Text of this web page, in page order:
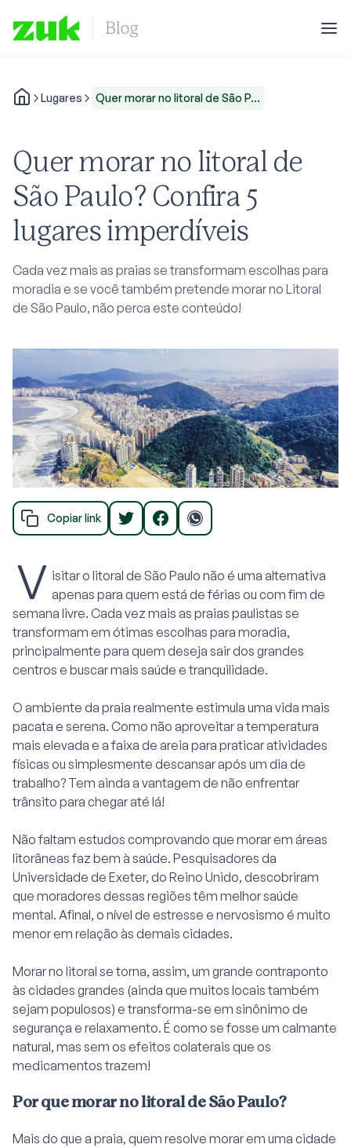
Lugares Quer morar no litoral de São P...
Quer morar no litoral de
São Paulo? Confira 5
lugares imperdíveis
Cada vez mais as praias se transformam escolhas para
moradia e se você também pretende morar no Litoral
de São Paulo, não perca este conteúdo!
Copiar link
V isitar o litoral de São Paulo não é uma alternativa
apenas para quem está de férias ou com fim de
semana livre. Cada vez mais as praias paulistas se
transformam em ótimas escolhas para moradia,
principalmente para quem deseja sair dos grandes
centros e buscar mais saúde e tranquilidade.
O ambiente da praia realmente estimula uma vida mais
pacata e serena. Como não aproveitar a temperatura
mais elevada e a faixa de areia para praticar atividades
físicas ou simplesmente descansar após um dia de
trabalho? Tem ainda a vantagem de não enfrentar
trânsito para chegar até lá!
Não faltam estudos comprovando que morar em áreas
litorâneas faz bem à saúde. Pesquisadores da
Universidade de Exeter, do Reino Unido, descobriram
que moradores dessas regiões têm melhor saúde
mental. Afinal, o nível de estresse e nervosismo é muito
menor em relação às demais cidades.
Morar no litoral se torna, assim, um grande contraponto
às cidades grandes (ainda que muitos locais também
sejam populosos) e transforma-se em sinônimo de
segurança e relaxamento. É como se fosse um calmante
natural, mas sem os efeitos colaterais que os
medicamentos trazem!
Por que morar no litoral de São Paulo?
Mais do que a praia, quem resolve morar em uma cidade